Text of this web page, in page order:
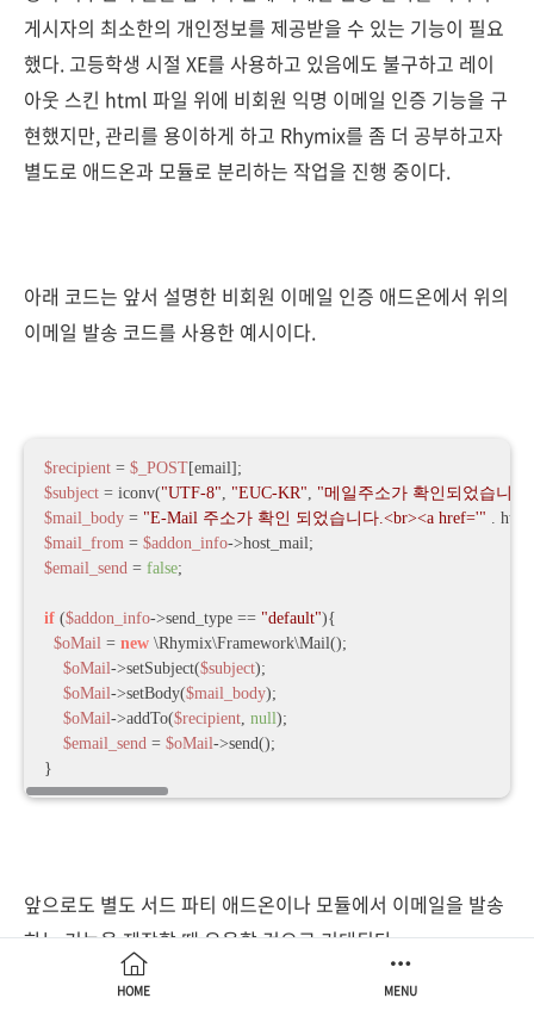
게시자의 최소한의 개인정보를 제공받을 수 있는 기능이 필요
했다. 고등학생 시절 XE를 사용하고 있음에도 불구하고 레이
아웃 스킨 html 파일 위에 비회원 익명 이메일 인증 기능을 구
현했지만, 관리를 용이하게 하고 Rhymix를 좀 더 공부하고자
별도로 애드온과 모듈로 분리하는 작업을 진행 중이다.
아래 코드는 앞서 설명한 비회원 이메일 인증 애드온에서 위의
이메일 발송 코드를 사용한 예시이다.
$recipient = $_POST
$subject = iconv("UTF-8" "EUC-KR"
"메일주소가 확인되었습니다
$mail_body = "E-Mail 주소가 확인 되었습니다.<br><a href='" .
$mail_from = $addon_info
$email_send = false;
if ($addon_info->send_type == "default"){
$oMail = new \Rhymix\Framework\Mail();
$oMail->setSubject($subject);
$oMail->setBody($mail_body);
$oMail->addTo($recipient, null);
$email_send = $oMail->send();
}
앞으로도 별도 서드 파티 애드온이나 모듈에서 이메일을 발송
하는 기능을 제작할 때 유용할 것으로 기대된다.
HOME MENU